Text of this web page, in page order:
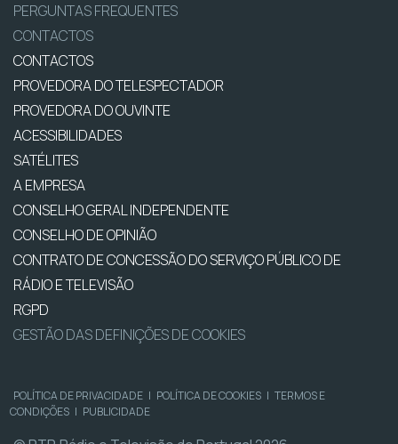
PERGUNTAS FREQUENTES
CONTACTOS
CONTACTOS
PROVEDORA DO TELESPECTADOR
PROVEDORA DO OUVINTE
ACESSIBILIDADES
SATÉLITES
A EMPRESA
CONSELHO GERAL INDEPENDENTE
CONSELHO DE OPINIÃO
CONTRATO DE CONCESSÃO DO SERVIÇO PÚBLICO DE
RÁDIO E TELEVISÃO
RGPD
GESTÃO DAS DEFINIÇÕES DE COOKIES
POLÍTICA DE PRIVACIDADE | POLÍTICA DE COOKIES | TERMOS E
CONDIÇÕES | PUBLICIDADE